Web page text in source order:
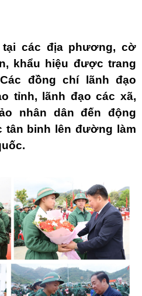
các địa phương, cờ
khẩu hiệu được trang
đồng chí lãnh đạo
tỉnh, lãnh đạo các xã,
nhân dân đến động
tân binh lên đường làm